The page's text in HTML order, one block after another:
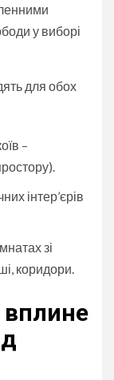
у виборі
для обох
–
інтер’єрів
зі
коридори.